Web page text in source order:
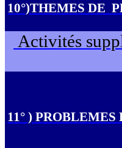
10°)THEMES DE
Activités
11° )